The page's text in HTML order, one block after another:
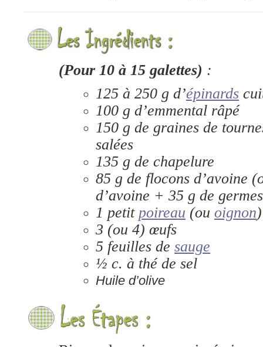
(Pour 10 à 15 galettes) :
125 à 250 g d’épinards
100 g d’emmental râpé
150 g de graines de
salées
135 g de chapelure
85 g de flocons d’avoine
d’avoine + 35 g de
1 petit poireau (ou oignon)
3 (ou 4) œufs
5 feuilles de sauge
½ c. à thé de sel
Huile d’olive